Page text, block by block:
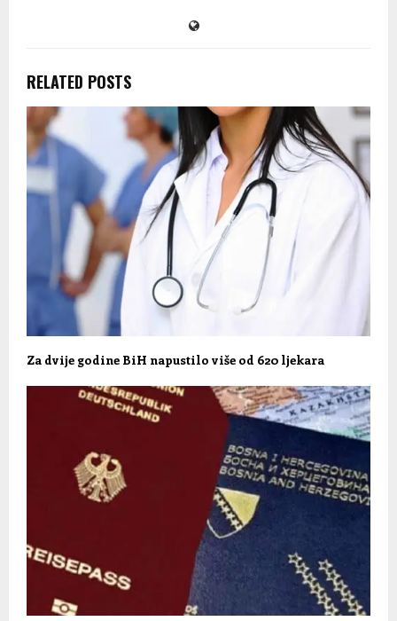
RELATED POSTS
Za dvije godine BiH napustilo više od 620 ljekara